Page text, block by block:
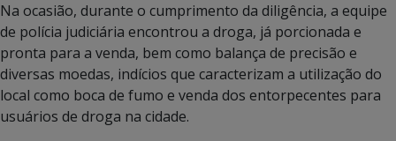
Na ocasião, durante o cumprimento da diligência, a equipe
de polícia judiciária encontrou a droga, já porcionada e
pronta para a venda, bem como balança de precisão e
diversas moedas, indícios que caracterizam a utilização do
local como boca de fumo e venda dos entorpecentes para
usuários de droga na cidade.